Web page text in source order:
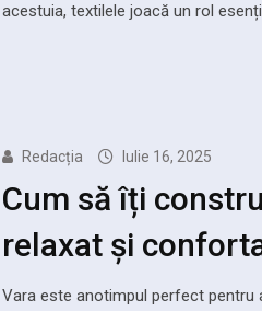
acestuia, textilele joacă un rol
Redacția Iulie 16, 2025
Cum să îți
relaxat și
Vara este anotimpul perfect pentru